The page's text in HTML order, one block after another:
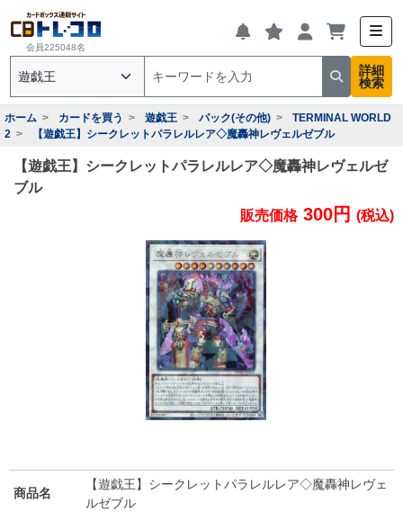
会員225048名
詳細
検索
ホーム カードを買う 遊戯王 パック(その他)
TERMINAL WORLD
2
【遊戯王】シークレットパラレルレア◇魔轟神レヴェルゼブル
【遊戯王】シークレットパラレルレア◇魔轟神レヴェルゼ
ブル
販売価格 300円 (税込)
商品名
【遊戯王】シークレットパラレルレア◇魔轟神レヴェ
ルゼブル